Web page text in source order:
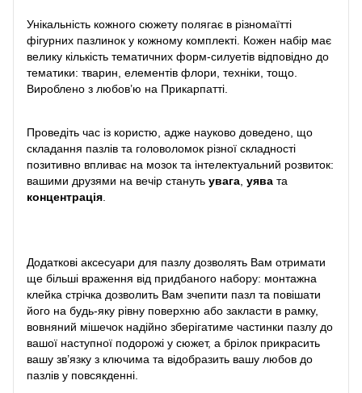
Унікальність кожного сюжету полягає в різномаїтті
фігурних пазлинок у кожному комплекті. Кожен набір має
велику кількість тематичних форм-силуетів відповідно до
тематики: тварин, елементів флори, техніки, тощо.
Вироблено з любов’ю на Прикарпатті.
Проведіть час із користю, адже науково доведено, що
складання пазлів та головоломок різної складності
позитивно впливає на мозок та інтелектуальний розвиток:
вашими друзями на вечір стануть увага уява та
концентрація
Додаткові аксесуари для пазлу дозволять Вам отримати
ще більші враження від придбаного набору: монтажна
клейка стрічка дозволить Вам зчепити пазл та повішати
його на будь-яку рівну поверхню або закласти в рамку,
вовняний мішечок надійно зберігатиме частинки пазлу до
вашої наступної подорожі у сюжет, а брілок прикрасить
вашу зв’язку з ключима та відобразить вашу любов до
пазлів у повсякденні.